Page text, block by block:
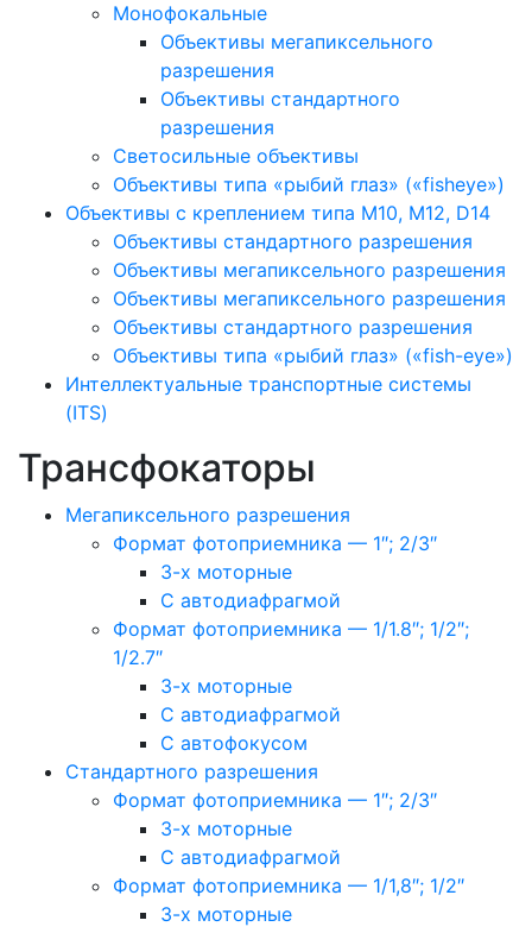
Монофокальные
Объективы мегапиксельного
разрешения
Объективы стандартного
разрешения
Светосильные объективы
Объективы типа «рыбий глаз» («fisheye»)
Объективы с креплением типа M10, M12, D14
Объективы стандартного разрешения
Объективы мегапиксельного разрешения
Объективы мегапиксельного разрешения
Объективы стандартного разрешения
Объективы типа «рыбий глаз» («fish-eye»)
Интеллектуальные транспортные системы
(ITS)
Трансфокаторы
Мегапиксельного разрешения
Формат фотоприемника — 1″; 2/3″
3-х моторные
С автодиафрагмой
Формат фотоприемника — 1/1.8″; 1/2″;
1/2.7″
3-х моторные
С автодиафрагмой
С автофокусом
Стандартного разрешения
Формат фотоприемника — 1″; 2/3″
3-х моторные
С автодиафрагмой
Формат фотоприемника — 1/1,8″; 1/2″
3-х моторные